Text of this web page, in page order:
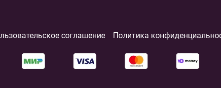
соглашение Политика